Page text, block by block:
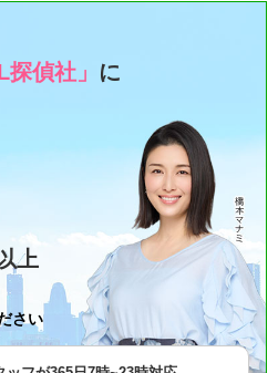
探偵社」 に
上
さい